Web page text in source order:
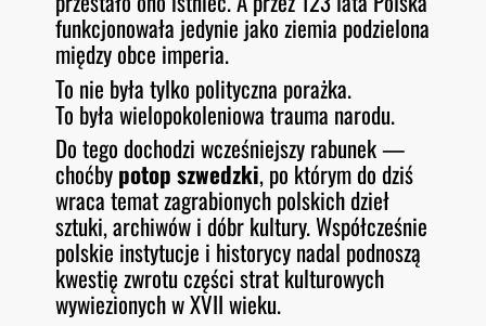
funkcjonowała jedynie jako ziemia podzielona
między obce imperia.
To nie była tylko polityczna porażka.
To była wielopokoleniowa trauma narodu.
Do tego dochodzi wcześniejszy rabunek —
choćbypotop szwedzki, po którym do dziś
wraca temat zagrabionych polskich dzieł
sztuki, archiwów i dóbr kultury. Współcześnie
polskie instytucje i historycy nadal podnoszą
kwestię zwrotu części strat kulturowych
wywiezionych w XVII wieku.